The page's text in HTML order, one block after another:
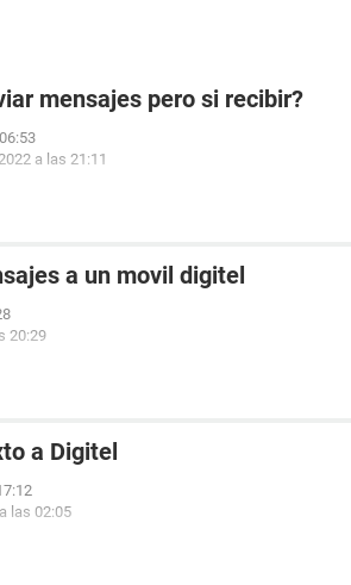
mensajes pero si recibir?
a las 21:11
a un movil digitel
20:29
a Digitel
las 02:05